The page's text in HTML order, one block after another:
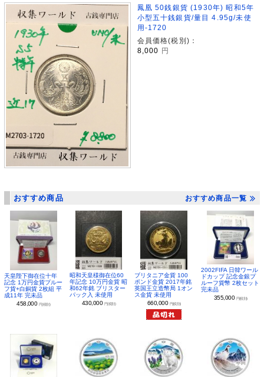
鳳凰 50銭銀貨 (1930年) 昭和5年
小型五十銭銀貨/量目 4.95g/未使
用-1720
会員価格(税別)：
8,000 円
おすすめ商品 おすすめ商品一覧
天皇陛下御在位十年
記念 1万円金貨プルー
フ貨+白銅貨 2枚組 平
成11年 完未品
458,000 円(税別)
昭和天皇様御在位60
年記念 10万円金貨 昭
和62年銘 ブリスター
パック入 未使用
430,000 円(税別)
ブリタニア金貨 100
ポンド金貨 2017年銘
英国王立造幣局 1オン
ス金貨 未使用
660,000 円(税別)
2002FIFA 日韓ワール
ドカップ 記念金銀プ
ルーフ貨幣 2枚セット
完未品
355,000 円(税別)